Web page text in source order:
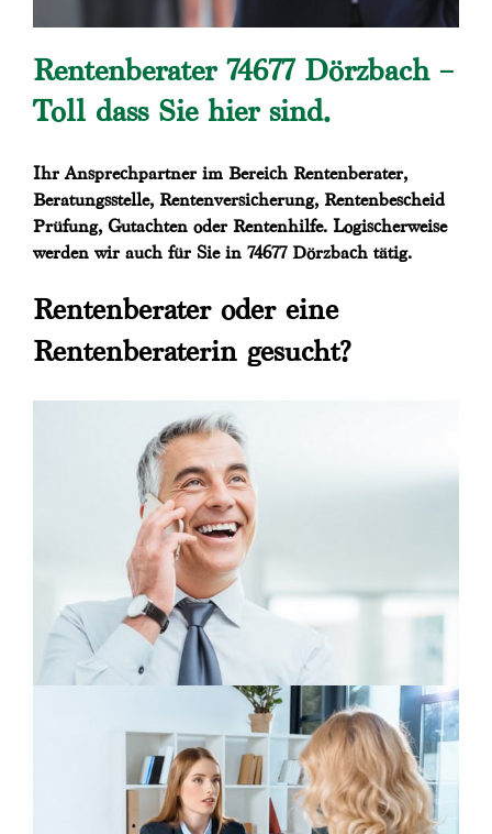
Rentenberater 74677 Dörzbach –
Toll dass Sie hier sind.
Ihr Ansprechpartner im Bereich Rentenberater,
Beratungsstelle, Rentenversicherung, Rentenbescheid
Prüfung, Gutachten oder Rentenhilfe. Logischerweise
werden wir auch für Sie in 74677 Dörzbach tätig.
Rentenberater oder eine
Rentenberaterin gesucht?